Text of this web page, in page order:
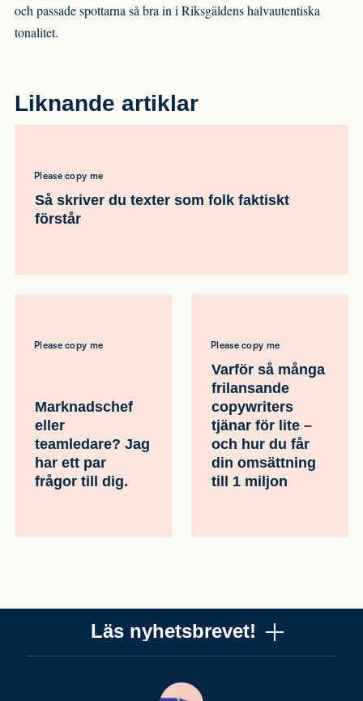
och passade spottarna så bra in i Riksgäldens halvautentiska
tonalitet.
Liknande artiklar
Please copy me
Så skriver du texter som folk faktiskt
förstår
Please copy me
Marknadschef
eller
teamledare? Jag
har ett par
frågor till dig.
Please copy me
Varför så många
frilansande
copywriters
tjänar för lite –
och hur du får
din omsättning
till 1 miljon
Läs nyhetsbrevet!
Ta chansen! Det är jag (Mattias) som skriver det, och